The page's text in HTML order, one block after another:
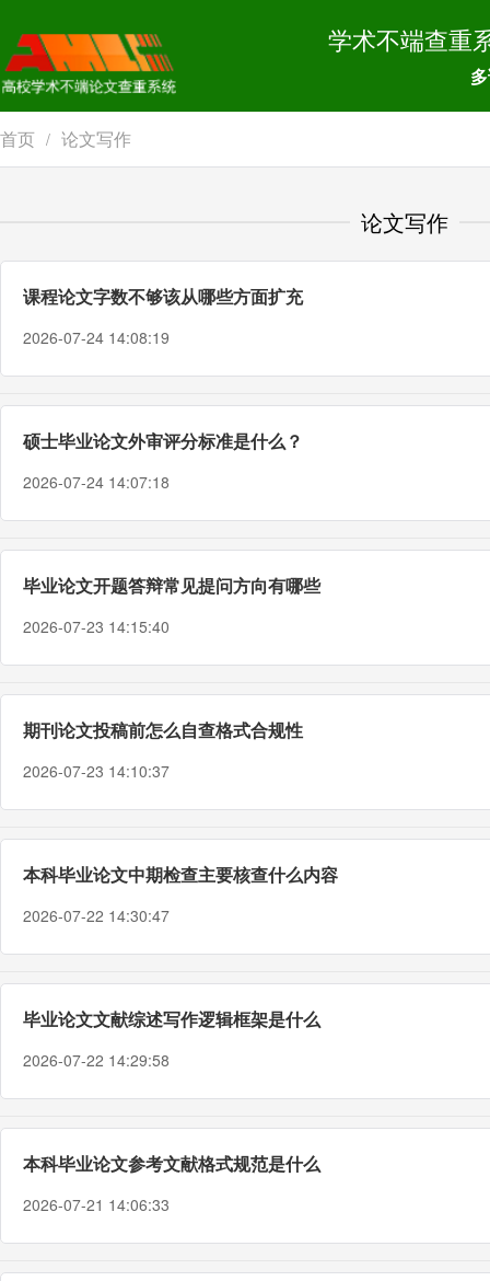
学术不端查重
首页 / 论文写作
论文写作
课程论文字数不够该从哪些方面扩充
2026-07-24 14:08:19
硕士毕业论文外审评分标准是什么？
2026-07-24 14:07:18
毕业论文开题答辩常见提问方向有哪些
2026-07-23 14:15:40
期刊论文投稿前怎么自查格式合规性
2026-07-23 14:10:37
本科毕业论文中期检查主要核查什么内容
2026-07-22 14:30:47
毕业论文文献综述写作逻辑框架是什么
2026-07-22 14:29:58
本科毕业论文参考文献格式规范是什么
2026-07-21 14:06:33